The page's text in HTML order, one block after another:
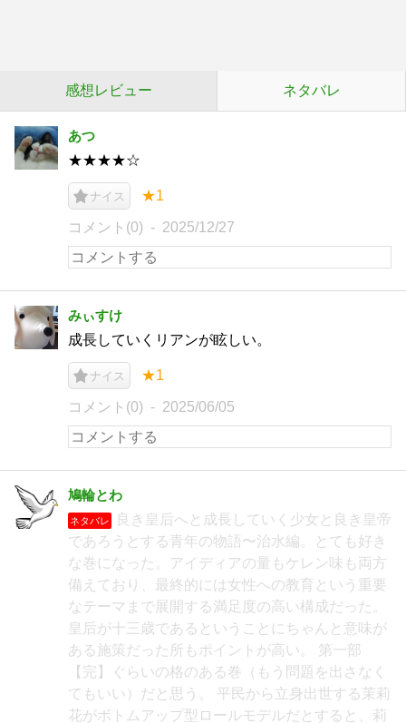
感想レビュー ネタバレ
あつ
★★★★☆
ナイス ★1
コメント(0) 2025/12/27
みぃすけ
成長していくリアンが眩しい。
ナイス ★1
コメント(0) 2025/06/05
鳩輪とわ
ネタバレ
良き皇后へと成長していく少女と良き皇帝
であろうとする青年の物語〜治水編。とても好き
な巻になった。アイディアの量もケレン味も両方
備えており、最終的には女性への教育という重要
なテーマまで展開する満足度の高い構成だった。
皇后が十三歳であるということにちゃんと意味が
ある施策だった所もポイントが高い。 第一部
【完】ぐらいの格のある巻（もう問題を出さなく
てもいい）だと思う。 平民から立身出世する茉莉
花がボトムアップ型ロールモデルだとすると、莉